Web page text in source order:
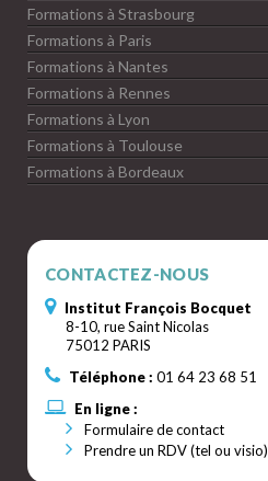
Formations à Strasbourg
Formations à Paris
Formations à Nantes
Formations à Rennes
Formations à Lyon
Formations à Toulouse
Formations à Bordeaux
CONTACTEZ-NOUS
Institut François Bocquet
8-10, rue Saint Nicolas
75012 PARIS
Téléphone : 01 64 23 68 51
En ligne :
Formulaire de contact
Prendre un RDV (tel ou visio)